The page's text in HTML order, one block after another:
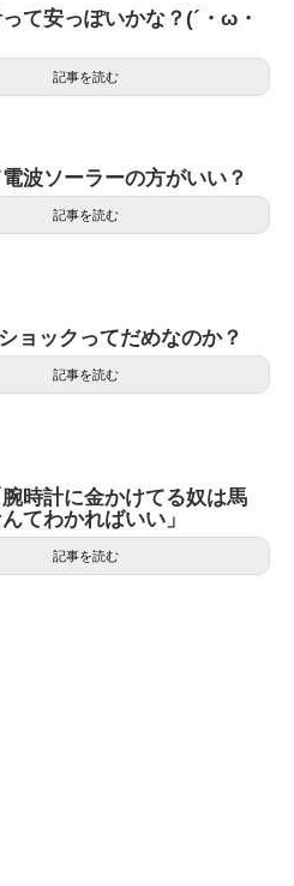
て安っぽいかな？(´・ω・
記事を読む
波ソーラーの方がいい？
記事を読む
ョックってだめなのか？
記事を読む
時計に金かけてる奴は馬
てわかればいい」
記事を読む